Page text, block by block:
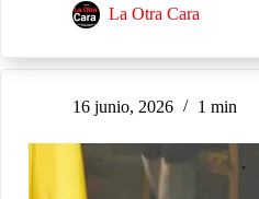
La Otra Cara
16 junio, 2026 1 min